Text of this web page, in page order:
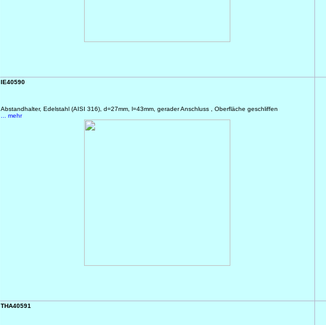
IE40590
Abstandhalter, Edelstahl (AISI 316), d=27mm, l=43mm, gerader Anschluss , Oberfläche geschliffen
... mehr
THA40591